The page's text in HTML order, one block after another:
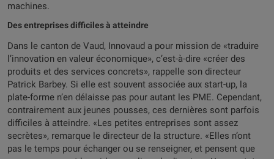
machines.
Des entreprises difficiles à atteindre
Dans le canton de Vaud, Innovaud a pour mission de «traduire
l’innovation en valeur économique», c’est-à-dire «créer des
produits et des services concrets», rappelle son directeur
Patrick Barbey. Si elle est souvent associée aux start-up, la
plate-forme n’en délaisse pas pour autant les PME. Cependant,
contrairement aux jeunes pousses, ces dernières sont parfois
difficiles à atteindre. «Les petites entreprises sont assez
secrètes», remarque le directeur de la structure. «Elles n’ont
pas le temps pour échanger ou se renseigner, et pensent que